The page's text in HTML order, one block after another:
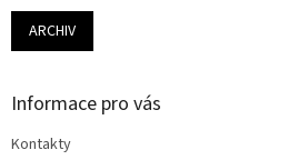
ARCHIV
Informace pro vás
Kontakty